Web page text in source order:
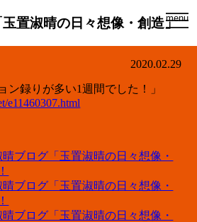
menu
置淑晴の日々想像・創造」
2020.02.29
ン録りが多い1週間でした！」
e11460307.html
ブログ「玉置淑晴の日々想像・
ブログ「玉置淑晴の日々想像・
ブログ「玉置淑晴の日々想像・